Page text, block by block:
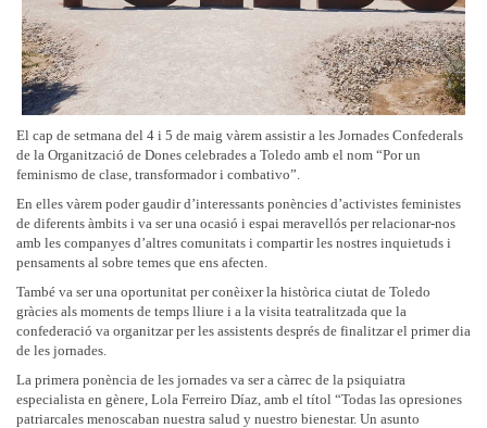
El cap de setmana del 4 i 5 de maig vàrem assistir a les Jornades Confederals
de la Organització de Dones celebrades a Toledo amb el nom “Por un
feminismo de clase, transformador i combativo”.
En elles vàrem poder gaudir d’interessants ponències d’activistes feministes
de diferents àmbits i va ser una ocasió i espai meravellós per relacionar-nos
amb les companyes d’altres comunitats i compartir les nostres inquietuds i
pensaments al sobre temes que ens afecten.
També va ser una oportunitat per conèixer la històrica ciutat de Toledo
gràcies als moments de temps lliure i a la visita teatralitzada que la
confederació va organitzar per les assistents després de finalitzar el primer dia
de les jornades.
La primera ponència de les jornades va ser a càrrec de la psiquiatra
especialista en gènere, Lola Ferreiro Díaz, amb el títol “Todas las opresiones
patriarcales menoscaban nuestra salud y nuestro bienestar. Un asunto